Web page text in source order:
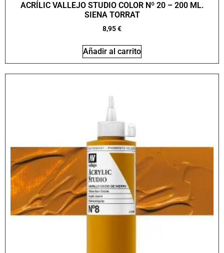
ACRÍLIC VALLEJO STUDIO COLOR Nº 20 – 200 ML.
SIENA TORRAT
8,95€
Añadir al carrito